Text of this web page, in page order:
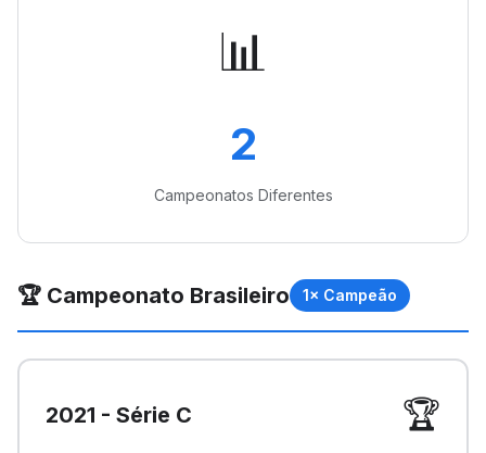
📊
2
Campeonatos Diferentes
🏆 Campeonato Brasileiro 1× Campeão
2021 - Série C 🏆